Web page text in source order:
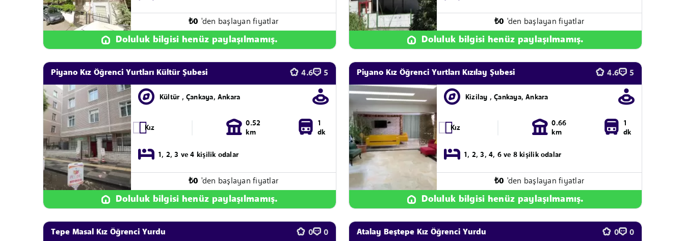
₺0 'den başlayan fiyatlar
Doluluk bilgisi henüz paylaşılmamış.
₺0 'den başlayan fiyatlar
Doluluk bilgisi henüz paylaşılmamış.
Piyano Kız Öğrenci Yurtları Kültür Şubesi 4.6 5
Kültür , Çankaya, Ankara
Kız
0.52
km
1
dk
1, 2, 3 ve 4 kişilik odalar
₺0 'den başlayan fiyatlar
Doluluk bilgisi henüz paylaşılmamış.
Piyano Kız Öğrenci Yurtları Kızılay Şubesi 4.6 5
Kizilay , Çankaya, Ankara
Kız
0.66
km
1
dk
1, 2, 3, 4, 6 ve 8 kişilik odalar
₺0 'den başlayan fiyatlar
Doluluk bilgisi henüz paylaşılmamış.
Tepe Masal Kız Öğrenci Yurdu 0 0 Atalay Beştepe Kız Öğrenci Yurdu 0 0